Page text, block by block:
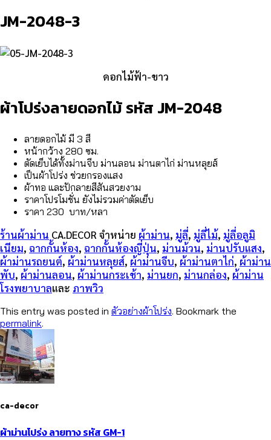
JM-2048-3
ดอกไม้ฟ้า-ขาว
ผ้าโปร่งลายดอกไม้ รหัส JM-2048
ลายดอกไม้ มี 3 สี
หน้ากว้าง 280 ซม.
ตัดเย็บได้ทั้งม่านจีบ ม่านลอน ม่านตาไก่ ม่านหลุยส์
เป็นผ้าโปร่ง ช่วยกรองแสง
ผ้าทอ และปักลายสีสันสวยงาม
ราคาโปรโมชั่น ยังไม่รวมค่าตัดเย็บ
ราคา 230 บาท/หลา
ร้านผ้าม่าน CA.DECOR จำหน่าย ผ้าม่าน, มู่ลี่, มู่ลี่ไม้, มู่ลี่อลูมิ
เนียม, ฉากกั้นห้อง, ฉากกั้นห้องญี่ปุ่น, ม่านม้วน, ม่านปรับแสง,
ผ้าม่านรถยนต์, ผ้าม่านหลุยส์, ผ้าม่านจีบ, ผ้าม่านตาไก่, ผ้าม่าน
พับ, ผ้าม่านลอน, ผ้าม่านกระเช้า, ม่านยก, ม่านกล่อง, ผ้าม่าน
โรงพยาบาลและ ภาพวิว
This entry was posted in ตัวอย่างผ้าโปร่ง. Bookmark the
permalink.
ca-decor
ผ้าม่านโปร่ง ลายทาง รหัส GM-1